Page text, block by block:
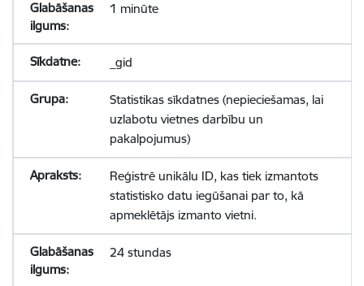
1 minūte
_gid
Statistikas sīkdatnes (nepieciešamas, lai
uzlabotu vietnes darbību un
pakalpojumus)
Reģistrē unikālu ID, kas tiek izmantots
statistisko datu iegūšanai par to, kā
apmeklētājs izmanto vietni.
24 stundas